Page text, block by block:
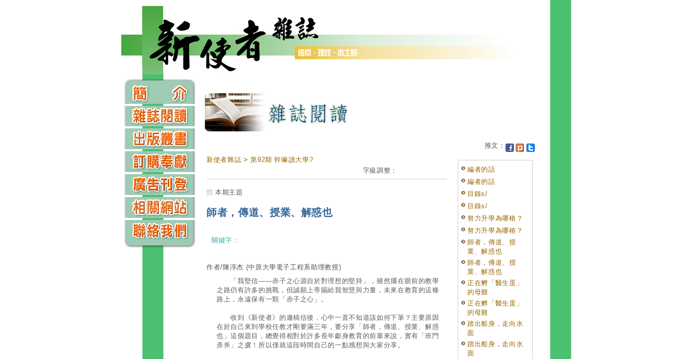
推文：
新使者雜誌 >第92期 幹嘛讀大學?
字級調整：
本期主題
師者，傳道、授業、解惑也
關鍵字：
作者/陳淳杰 (中原大學電子工程系助理教授)
「我堅信——赤子之心源自於對理想的堅持」，雖然擺在眼前的教學
之路仍有許多的挑戰，但誠願上帝賜給我智慧與力量，未來在教育的這條
路上，永遠保有一顆「赤子之心」。
收到《新使者》的邀稿信後，心中一直不知道該如何下筆？主要原因
在於自己來到學校任教才剛要滿三年，要分享「師者，傳道、授業、解惑
也」這個題目，總覺得相對於許多長年獻身教育的前輩來說，實有「班門
弄斧」之虞！所以僅就這段時間自己的一點感想與大家分享。
編者的話
編者的話
目錄s/
目錄s/
努力升學為哪樁？
努力升學為哪樁？
師者，傳道、授
業、解惑也
師者，傳道、授
業、解惑也
正在孵「醫生蛋」
的母雞
正在孵「醫生蛋」
的母雞
踏出船身，走向水
面
踏出船身，走向水
面